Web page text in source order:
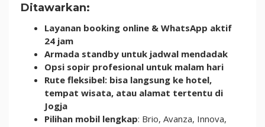
Ditawarkan:
Layanan booking online & WhatsApp aktif
24 jam
Armada standby untuk jadwal mendadak
Opsi sopir profesional untuk malam hari
Rute fleksibel: bisa langsung ke hotel,
tempat wisata, atau alamat tertentu di
Jogja
Pilihan mobil lengkap: Brio, Avanza, Innova,